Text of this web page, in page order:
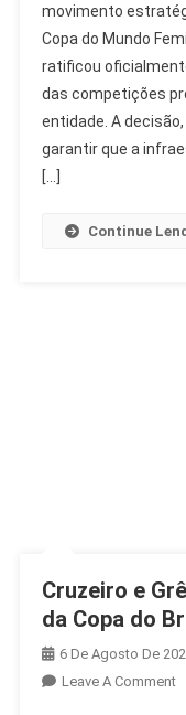
movimento
Copa do Mundo
ratificou
das competições
entidade. A
garantir que a
[…]
Continue
Cruzeiro e
da Copa do
6 De Agosto De
Leave A CommentOn